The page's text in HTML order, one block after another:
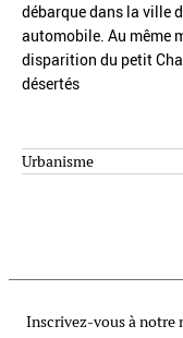
Urbanisme
débarque dans la ville
automobile. Au même
disparition du petit
désertés
Inscrivez-vous à notre